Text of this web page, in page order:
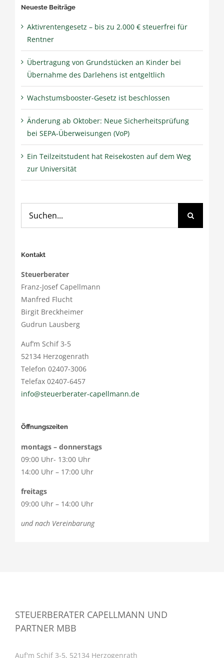
Neueste Beiträge
Aktivrentengesetz – bis zu 2.000 € steuerfrei für
Rentner
Übertragung von Grundstücken an Kinder bei
Übernahme des Darlehens ist entgeltlich
Wachstumsbooster-Gesetz ist beschlossen
Änderung ab Oktober: Neue Sicherheitsprüfung
bei SEPA-Überweisungen (VoP)
Ein Teilzeitstudent hat Reisekosten auf dem Weg
zur Universität
nach:
Kontakt
Steuerberater
Franz-Josef Capellmann
Manfred Flucht
Birgit Breckheimer
Gudrun Lausberg
Auf’m Schif 3-5
52134 Herzogenrath
Telefon 02407-3006
Telefax 02407-6457
info@steuerberater-capellmann.de
Öffnungszeiten
montags – donnerstags
09:00 Uhr- 13:00 Uhr
14:00 Uhr – 17:00 Uhr
freitags
09:00 Uhr – 14:00 Uhr
und nach Vereinbarung
STEUERBERATER CAPELLMANN UND
PARTNER MBB
Auf'm Schif 3-5, 52134 Herzogenrath